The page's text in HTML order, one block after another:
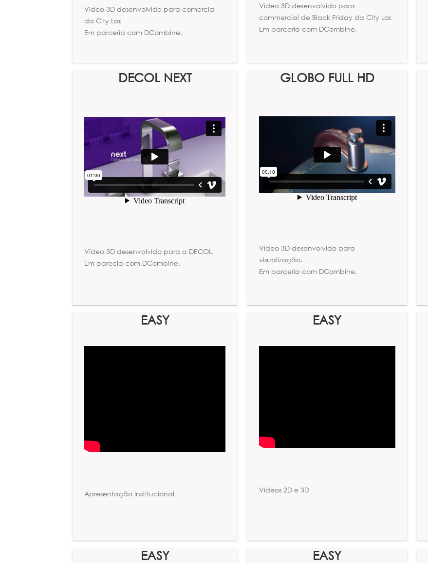
Vídeo 3D desenvolvido para comercial
da City Lar.
Em parceria com DCombine.
Vídeo 3D desenvolvido para
commercial de Black Friday da City Lar.
Em parceria com DCombine.
DECOL NEXT
Vídeo 3D desenvolvido para a DECOL.
Em parecia com DCombine.
GLOBO FULL HD
Vídeo 3D desenvolvido para
visualização.
Em parceria com DCombine.
EASY
Apresentação Institucional
EASY
Vídeos 2D e 3D
EASY EASY